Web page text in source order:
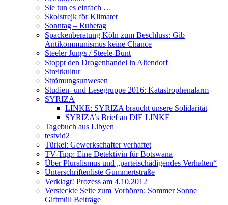
Sie tun es einfach …
Skolstrejk för Klimatet
Sonntag – Ruhetag
Spackenberatung Köln zum Beschluss: Gib
Antikommunismus keine Chance
Steeler Jungs / Steele-Bunt
Stoppt den Drogenhandel in Altendorf
Streitkultur
Strömungsunwesen
Studien- und Lesegruppe 2016: Katastrophenalarm
SYRIZA
LINKE: SYRIZA braucht unsere Solidarität
SYRIZA’s Brief an DIE LINKE
Tagebuch aus Libyen
testvid2
Türkei: Gewerkschafter verhaftet
TV-Tipp: Eine Detektivin für Botswana
Über Pluralismus und „parteischädigendes Verhalten“
Unterschriftenliste Gummertstraße
Verklagt! Prozess am 4.10.2012
Versteckte Seite zum Vorhören: Sommer Sonne
Giftmüll Beiträge